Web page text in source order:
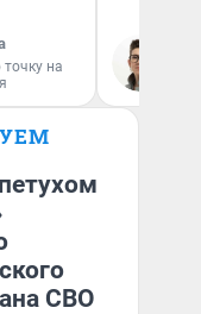
на
СВО